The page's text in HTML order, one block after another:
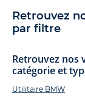
Retrouvez
par filtre
Retrouvez nos
catégorie et
Utilitaire BMW